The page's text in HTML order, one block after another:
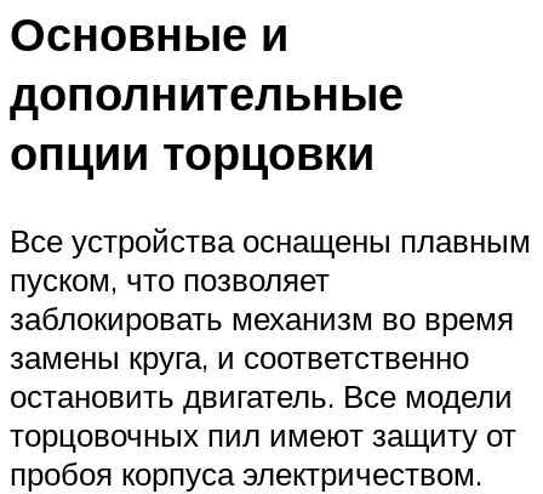
Основные и
дополнительные
опции торцовки
Все устройства оснащены плавным
пуском, что позволяет
заблокировать механизм во время
замены круга, и соответственно
остановить двигатель. Все модели
торцовочных пил имеют защиту от
пробоя корпуса электричеством.